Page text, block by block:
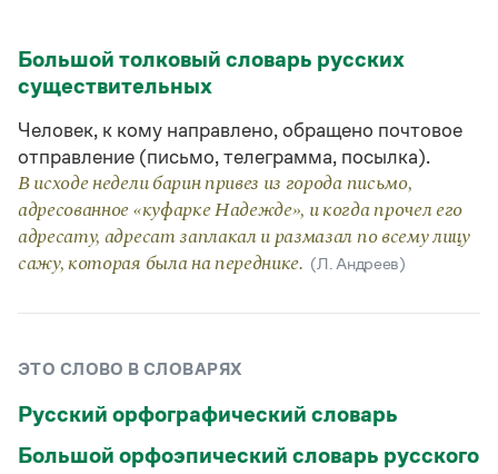
Журнал
Новости и события
Монологи
Интервью
Лекции и подкасты
Рекомендуем
Правила русского языка: от азов до тонкостей
Скороговорки
Большой толковый словарь русских
существительных
Человек, к кому направлено, обращено почтовое
отправление (письмо, телеграмма, посылка).
В исходе недели барин привез из города письмо,
адресованное «куфарке Надежде», и когда прочел его
адресату, адресат заплакал и размазал по всему лицу
сажу, которая была на переднике. (Л. Андреев)
ЭТО СЛОВО В СЛОВАРЯХ
Русский орфографический словарь
Большой орфоэпический словарь русского